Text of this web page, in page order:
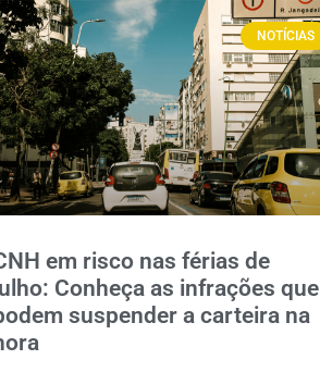
NOTÍCIAS
em risco nas férias de
Conheça as infrações que
suspender a carteira na